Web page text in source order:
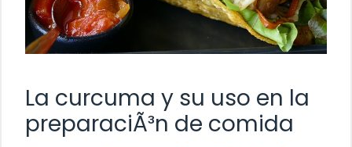
La curcuma y su uso en la
preparaciÃ³n de comida